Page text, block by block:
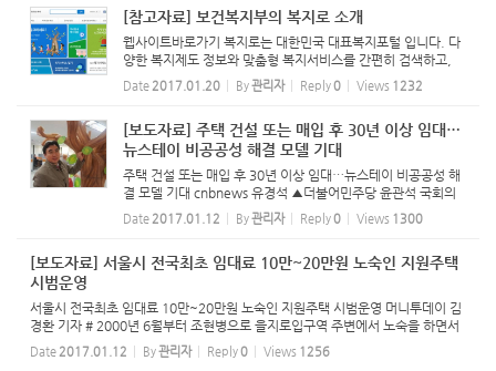
[참고자료] 보건복지부의 복지로 소개
웹사이트바로가기 복지로는 대한민국 대표복지포털 입니다. 다
양한 복지제도 정보와 맞춤형 복지서비스를 간편히 검색하고,
생활이 힘겨운 분들과 이웃 모두가 도움을 신청하거나 상담하실
수 있습니다. 또한, 복지부정 수급 사례 신고를 통해 복지지원이
Date 2017.01.20 By관리자 Reply0 Views 1232
[보도자료] 주택 건설 또는 매입 후 30년 이상 임대…
뉴스테이 비공공성 해결 모델 기대
주택 건설 또는 매입 후 30년 이상 임대…뉴스테이 비공공성 해
결 모델 기대 cnbnews 유경석 ▲더불어민주당 윤관석 국회의
원이 서민금융진흥원 희망나무에 희망글을 매달고 있는 모습.
(사진=윤관석 국회의원실) 저소득층을 대상으로 저렴한 월 임대
Date 2017.01.12 By관리자 Reply0 Views 1300
[보도자료] 서울시 전국최초 임대료 10만~20만원 노숙인 지원주택
시범운영
서울시 전국최초 임대료 10만~20만원 노숙인 지원주택 시범운영 머니투데이 김
경환 기자 # 2000년 6월부터 조현병으로 을지로입구역 주변에서 노숙을 하면서
시설입소와 퇴소를 반복하던 최모씨(여·69)는 올해 12월부터 시범운영하게 되는
지원주택 시...
Date 2017.01.12 By관리자 Reply0 Views 1256